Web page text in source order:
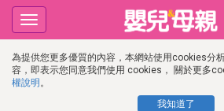
為提供您更多優質的內容，本網站使用cookies分
容，即表示您同意我們使用 cookies， 關於更多
權說明 。
我知道了
Toggle
navigation